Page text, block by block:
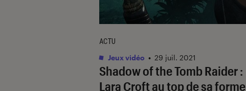
Shadow of the Tomb Raider :
Lara Croft au top de sa forme
ACTU
Jeux vidéo • 29 juil. 2021